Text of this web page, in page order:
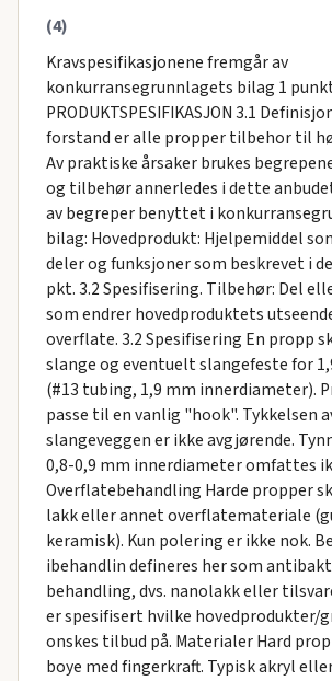
(4)
Kravspesifikasjonene fremgår av
konkurransegrunnlagets bilag 1
PRODUKTSPESIFIKASJON 3.1
forstand er alle propper tilbehor til
Av praktiske årsaker brukes
og tilbehør annerledes i dette
av begreper benyttet i
bilag: Hovedprodukt: Hjelpemiddel
deler og funksjoner som beskrevet i
pkt. 3.2 Spesifisering. Tilbehør: Del
som endrer hovedproduktets
overflate. 3.2 Spesifisering En propp
slange og eventuelt slangefeste for
(#13 tubing, 1,9 mm innerdiameter).
passe til en vanlig "hook". Tykkelsen
slangeveggen er ikke avgjørende.
0,8-0,9 mm innerdiameter omfattes
Overflatebehandling Harde propper
lakk eller annet overflatemateriale
keramisk). Kun polering er ikke nok.
ibehandlin defineres her som
behandling, dvs. nanolakk eller
er spesifisert hvilke hovedprodukter/
onskes tilbud på. Materialer Hard
boye med fingerkraft. Typisk akryl